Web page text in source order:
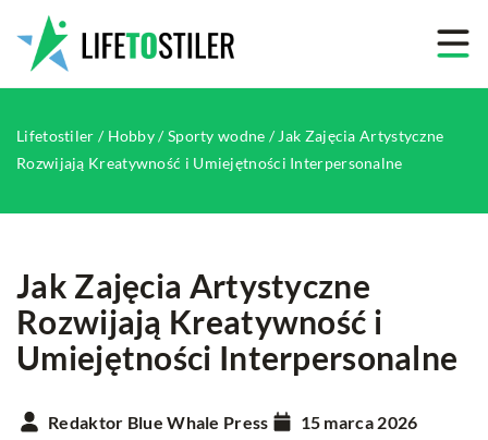
Lifetostiler / Hobby/Sporty wodne / Jak Zajęcia Artystyczne
Rozwijają Kreatywność i Umiejętności Interpersonalne
Jak Zajęcia Artystyczne
Rozwijają Kreatywność i
Umiejętności Interpersonalne
Redaktor Blue Whale Press 15 marca 2026